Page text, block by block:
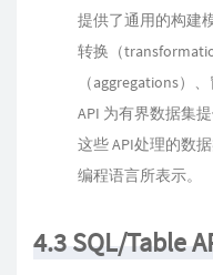
提供了通用的构建
转换（
（aggregations）
API 为有界数据集
这些 API处理的数
编程语言所表示。
4.3 SQL/Table